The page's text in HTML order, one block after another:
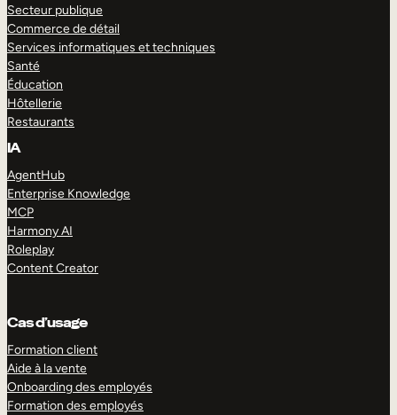
Secteur publique
Commerce de détail
Services informatiques et techniques
Santé
Éducation
Hôtellerie
Restaurants
IA
AgentHub
Enterprise Knowledge
MCP
Harmony AI
Roleplay
Content Creator
Cas d’usage
Formation client
Aide à la vente
Onboarding des employés
Formation des employés